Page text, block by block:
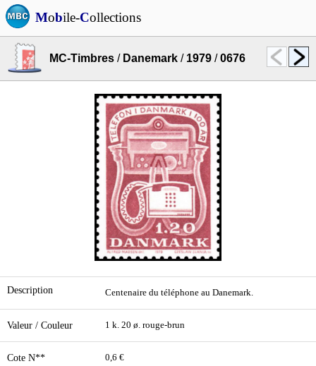
Mobile-Collections
MC-Timbres / Danemark / 1979 /0676
Description Centenaire du téléphone au Danemark.
Valeur / Couleur 1 k. 20 ø. rouge-brun
Cote N** 0,6 €